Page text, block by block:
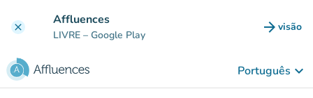
clear Affluences
LIVRE – Google Play arrow_forward visão
(novo
Português keyboard_arrow_down